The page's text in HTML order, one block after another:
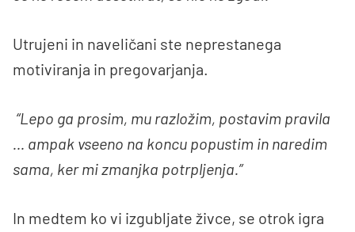
Utrujeni in naveličani ste neprestanega
motiviranja in pregovarjanja.
“Lepo ga prosim, mu razložim, postavim pravila
… ampak vseeno na koncu popustim in naredim
sama, ker mi zmanjka potrpljenja.”
In medtem ko vi izgubljate živce, se otrok igra